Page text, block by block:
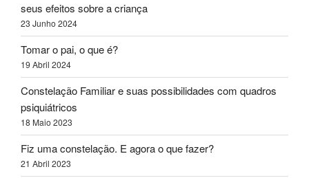
seus efeitos sobre a criança
23 Junho 2024
Tomar o pai, o que é?
19 Abril 2024
Constelação Familiar e suas possibilidades com quadros
psiquiátricos
18 Maio 2023
Fiz uma constelação. E agora o que fazer?
21 Abril 2023